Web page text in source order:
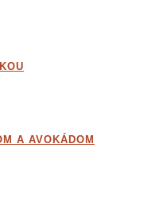
A AVOKÁDOM